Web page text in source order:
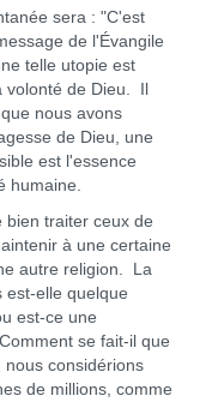
sera : "C'est
de l'Évangile
telle utopie est
de Dieu. Il
nous avons
de Dieu, une
est l'essence
humaine.
traiter ceux de
à une certaine
autre religion. La
est-elle quelque
est-ce une
se fait-il que
considérions
de millions, comme